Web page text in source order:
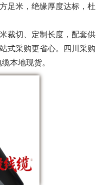
足米，绝缘厚度达标，杜
裁切、定制长度，配套供
式采购更省心。四川采购
本地现货。